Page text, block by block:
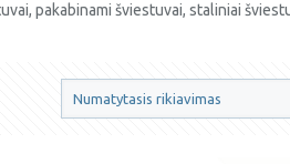
pakabinami šviestuvai, staliniai